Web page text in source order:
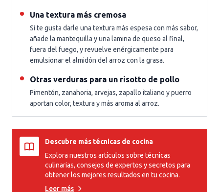
Una textura más cremosa
Si te gusta darle una textura más espesa con más sabor,
añade la mantequilla y una lamina de queso al final,
fuera del fuego, y revuelve enérgicamente para
emulsionar el almidón del arroz con la grasa.
Otras verduras para un risotto de pollo
Pimentón, zanahoria, arvejas, zapallo italiano y puerro
aportan color, textura y más aroma al arroz.
Descubre más técnicas de cocina
Explora nuestros artículos sobre técnicas
culinarias, consejos de expertos y secretos para
obtener los mejores resultados en tu cocina.
Leer más